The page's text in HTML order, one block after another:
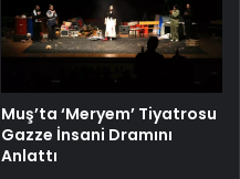
Muş’ta ‘Meryem’ Tiyatrosu
Gazze İnsani Dramını
Anlattı